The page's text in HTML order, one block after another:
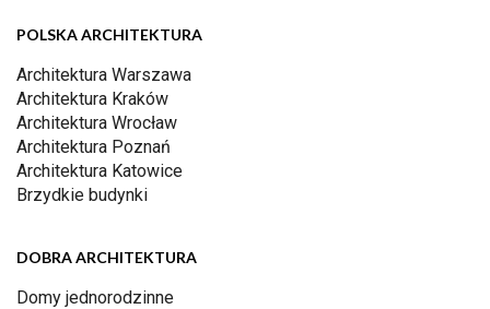
POLSKA ARCHITEKTURA
Architektura Warszawa
Architektura Kraków
Architektura Wrocław
Architektura Poznań
Architektura Katowice
Brzydkie budynki
DOBRA ARCHITEKTURA
Domy jednorodzinne